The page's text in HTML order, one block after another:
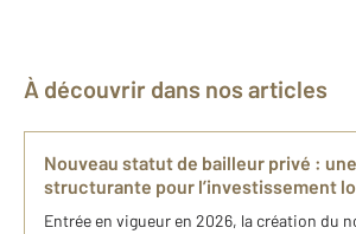
À découvrir dans nos articles
Nouveau statut de bailleur privé :
structurante pour l’investissement
Entrée en vigueur en 2026, la création du